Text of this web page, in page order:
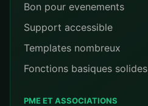
Bon pour evenements
Support accessible
Templates nombreux
Fonctions basiques solides
PME ET ASSOCIATIONS